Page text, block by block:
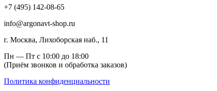
+7 (495) 142-08-65
info@argonavt-shop.ru
г. Москва, Лихоборская наб., 11
Пн — Пт с 10:00 до 18:00
(Приём звонков и обработка заказов)
Политика конфиденциальности